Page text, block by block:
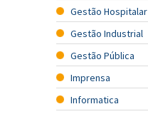
Gestão Hospitalar
Gestão Industrial
Gestão Pública
Imprensa
Informatica